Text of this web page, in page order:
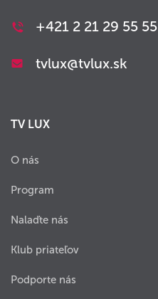
+421 2 21 29 55 55
tvlux@tvlux.sk
TV LUX
O nás
Program
Nalaďte nás
Klub priateľov
Podporte nás